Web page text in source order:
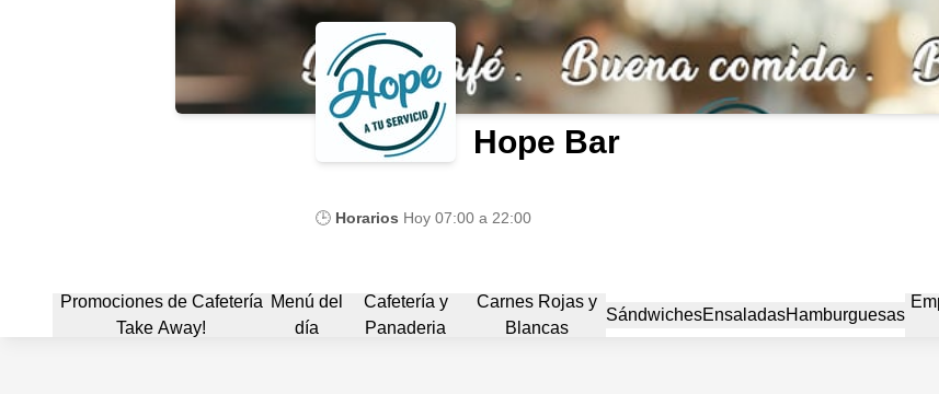
Hope Bar
🕒 Horarios Hoy 07:00 a 22:00
Promociones de Cafetería
Take Away!
Menú del
día
Cafetería y
Panaderia
Carnes Rojas y
Blancas
SándwichesEnsaladasHamburguesas